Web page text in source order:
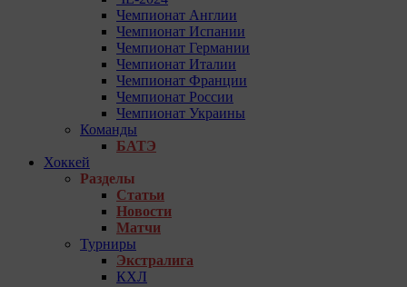
Чемпионат Англии
Чемпионат Испании
Чемпионат Германии
Чемпионат Италии
Чемпионат Франции
Чемпионат России
Чемпионат Украины
Команды
БАТЭ
Хоккей
Разделы
Статьи
Новости
Матчи
Турниры
Экстралига
КХЛ